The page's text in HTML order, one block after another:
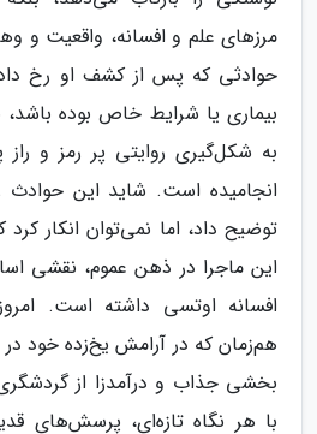
مرزهای علم و افسانه، واقعیت و
حوادثی که پس از کشف او رخ
بیماری یا شرایط خاص بوده باشد،
به شکل‌گیری روایتی پر رمز و راز
انجامیده است. شاید این حوادث
توضیح داد، اما نمی‌توان انکار
این ماجرا در ذهن عموم، نقشی
افسانه اوتسی داشته است.
هم‌زمان که در آرامش یخ‌زده خود در
بخشی جذاب و درآمدزا از
با هر نگاه تازه‌ای، پرسش‌های